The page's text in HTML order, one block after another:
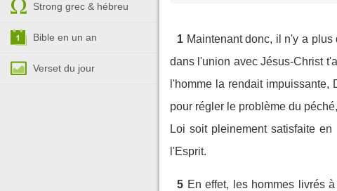
Strong grec & hébreu
Bible en un an
Verset du jour
1 Maintenant donc, il n'y a
dans l'union avec Jésus-Christ
l'homme la rendait
pour régler le problème du
Loi soit pleinement satisfaite
l'Esprit.
5 En effet, les hommes livrés